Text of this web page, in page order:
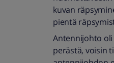
kuvan
pientä
Antennijohto
perästä, voisin